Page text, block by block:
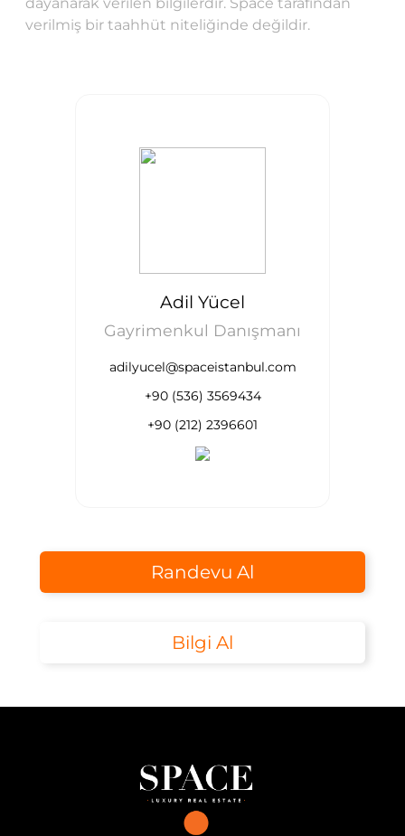
verilmiş bir taahhüt niteliğinde değildir.
Adil Yücel
Gayrimenkul Danışmanı
adilyucel@spaceistanbul.com
+90 (536) 3569434
+90 (212) 2396601
Randevu Al
Bilgi Al